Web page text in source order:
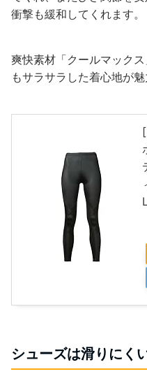
衝撃も緩和してくれます。
爽快素材「クールマック
もサラサラした着心地が魅
シューズは滑りにく